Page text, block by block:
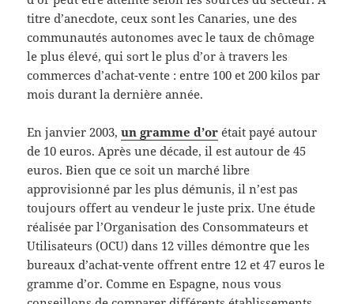
titre d’anecdote, ceux sont les Canaries, une des
communautés autonomes avec le taux de chômage
le plus élevé, qui sort le plus d’or à travers les
commerces d’achat-vente : entre 100 et 200 kilos par
mois durant la dernière année.
En janvier 2003,un gramme d’or était payé autour
de 10 euros. Après une décade, il est autour de 45
euros. Bien que ce soit un marché libre
approvisionné par les plus démunis, il n’est pas
toujours offert au vendeur le juste prix. Une étude
réalisée par l’Organisation des Consommateurs et
Utilisateurs (OCU) dans 12 villes démontre que les
bureaux d’achat-vente offrent entre 12 et 47 euros le
gramme d’or. Comme en Espagne, nous vous